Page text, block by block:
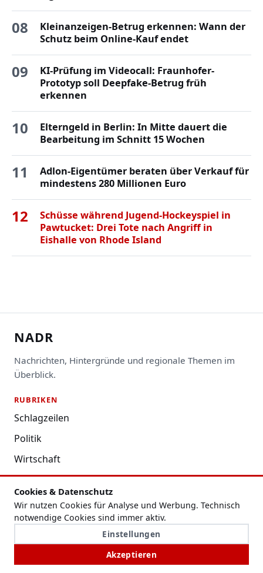
Cookies & Datenschutz
Wir nutzen Cookies für Analyse und Werbung. Technisch
notwendige Cookies sind immer aktiv.
Einstellungen
Akzeptieren
08
Kleinanzeigen-Betrug erkennen: Wann der
Schutz beim Online-Kauf endet
09
KI-Prüfung im Videocall: Fraunhofer-
Prototyp soll Deepfake-Betrug früh
erkennen
10
Elterngeld in Berlin: In Mitte dauert die
Bearbeitung im Schnitt 15 Wochen
11
Adlon-Eigentümer beraten über Verkauf für
mindestens 280 Millionen Euro
12
Schüsse während Jugend-Hockeyspiel in
Pawtucket: Drei Tote nach Angriff in
Eishalle von Rhode Island
NADR
Nachrichten, Hintergründe und regionale Themen im
Überblick.
RUBRIKEN
Schlagzeilen
Politik
Wirtschaft
Region
Digital
Kultur & Leben
Ratgeber
Mehr